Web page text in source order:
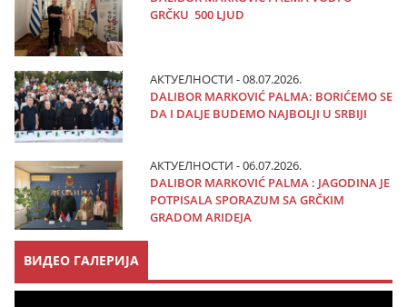
GRČKU 500 LJUD
АКТУЕЛНОСТИ - 08.07.2026.
DALIBOR MARKOVIĆ PALMA: BORIĆEMO SE
DA I DALJE BUDEMO NAJBOLJI U SRBIJI
АКТУЕЛНОСТИ - 06.07.2026.
DALIBOR MARKOVIĆ PALMA : JAGODINA JE
POTPISALA SPORAZUM SA GRČKIM
GRADOM ARIDEJA
ВИДЕО ГАЛЕРИЈА